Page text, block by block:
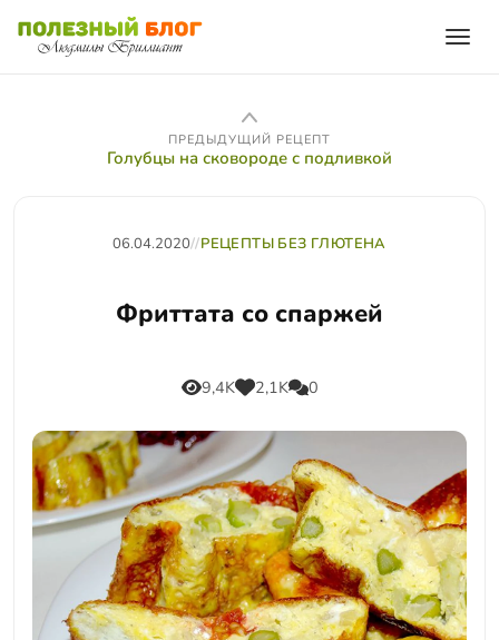
ПРЕДЫДУЩИЙ РЕЦЕПТ
Голубцы на сковороде с подливкой
06.04.2020//РЕЦЕПТЫ БЕЗ ГЛЮТЕНА
Фриттата со спаржей
9,4K 2,1K 0